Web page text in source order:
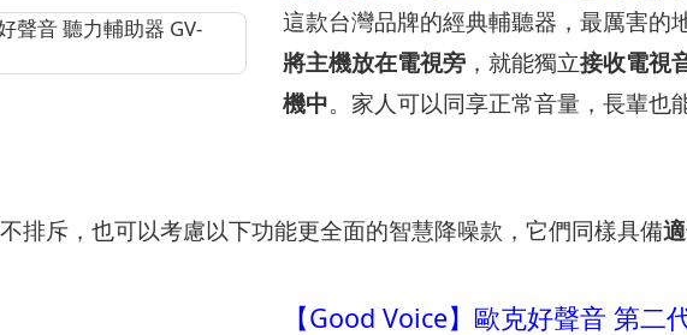
這款台灣品牌的經典輔聽器，最厲害的
將主機放在電視旁 ，就能獨立接收電視
機中。家人可以同享正常音量，長輩也
排斥，也可以考慮以下功能更全面的智慧降噪款，它們同樣具備
【Good Voice】歐克好聲音 第